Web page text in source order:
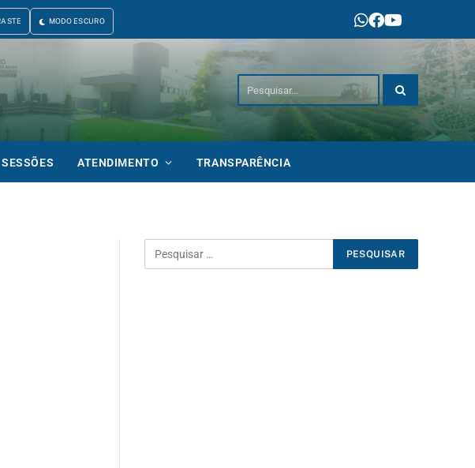
MODO ESCURO
SESSÕES ATENDIMENTO TRANSPARÊNCIA